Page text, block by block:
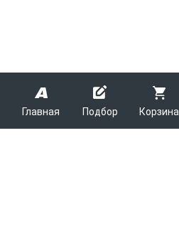
Главная Подбор Корзина